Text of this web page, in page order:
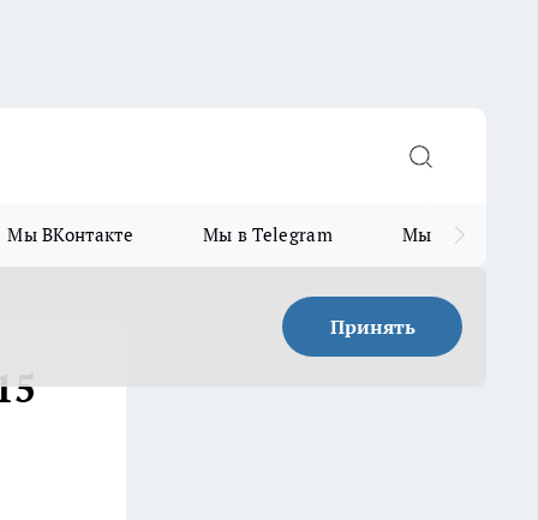
Мы ВКонтакте Мы в Telegram Мы в MAX
Принять